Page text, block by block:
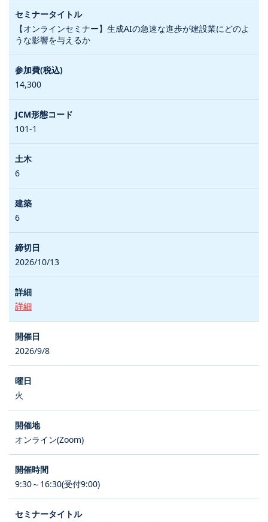
【オンラインセミナー】生成AIの急速な進歩が建設業にどのよ
うな影響を与えるか
14,300
101-1
6
6
2026/10/13
詳細
2026/9/8
火
オンライン(Zoom)
9:30～16:30(受付9:00)